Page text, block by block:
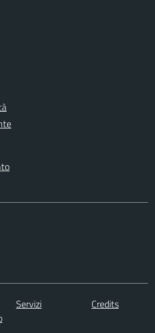
Servizi
Credits